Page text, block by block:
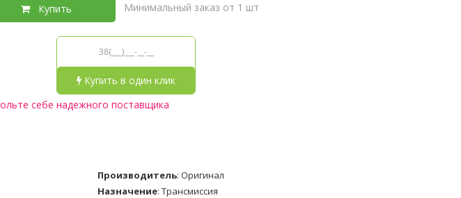
Купить Минимальный заказ от 1 шт
Купить в один клик
себе надежного поставщика
Производитель: Оригинал
Назначение: Трансмиссия